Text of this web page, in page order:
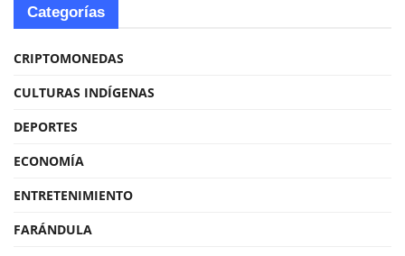
Categorías
CRIPTOMONEDAS
CULTURAS INDÍGENAS
DEPORTES
ECONOMÍA
ENTRETENIMIENTO
FARÁNDULA